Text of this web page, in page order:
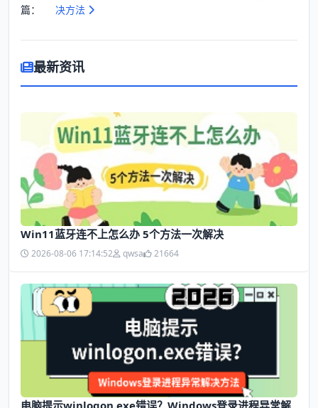
篇：
决方法
最新资讯
Win11蓝牙连不上怎么办 5个方法一次解决
2026-08-06 17:14:52 qwsa 21664
电脑提示winlogon.exe错误？Windows登录进程异常解